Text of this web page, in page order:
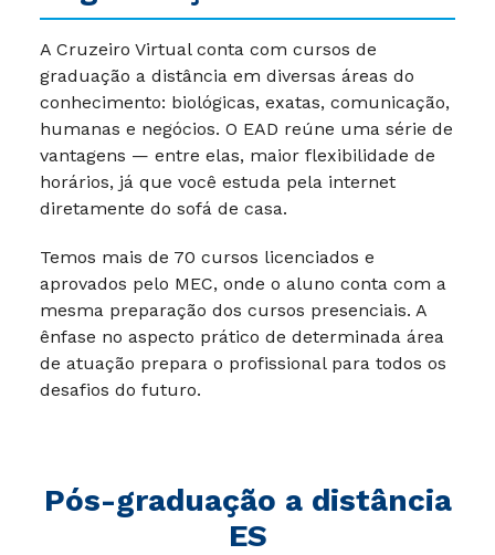
A Cruzeiro Virtual conta com cursos de
graduação a distância em diversas áreas do
conhecimento: biológicas, exatas, comunicação,
humanas e negócios. O EAD reúne uma série de
vantagens — entre elas, maior flexibilidade de
horários, já que você estuda pela internet
diretamente do sofá de casa.
Temos mais de 70 cursos licenciados e
aprovados pelo MEC, onde o aluno conta com a
mesma preparação dos cursos presenciais. A
ênfase no aspecto prático de determinada área
de atuação prepara o profissional para todos os
desafios do futuro.
Pós-graduação a distância
ES